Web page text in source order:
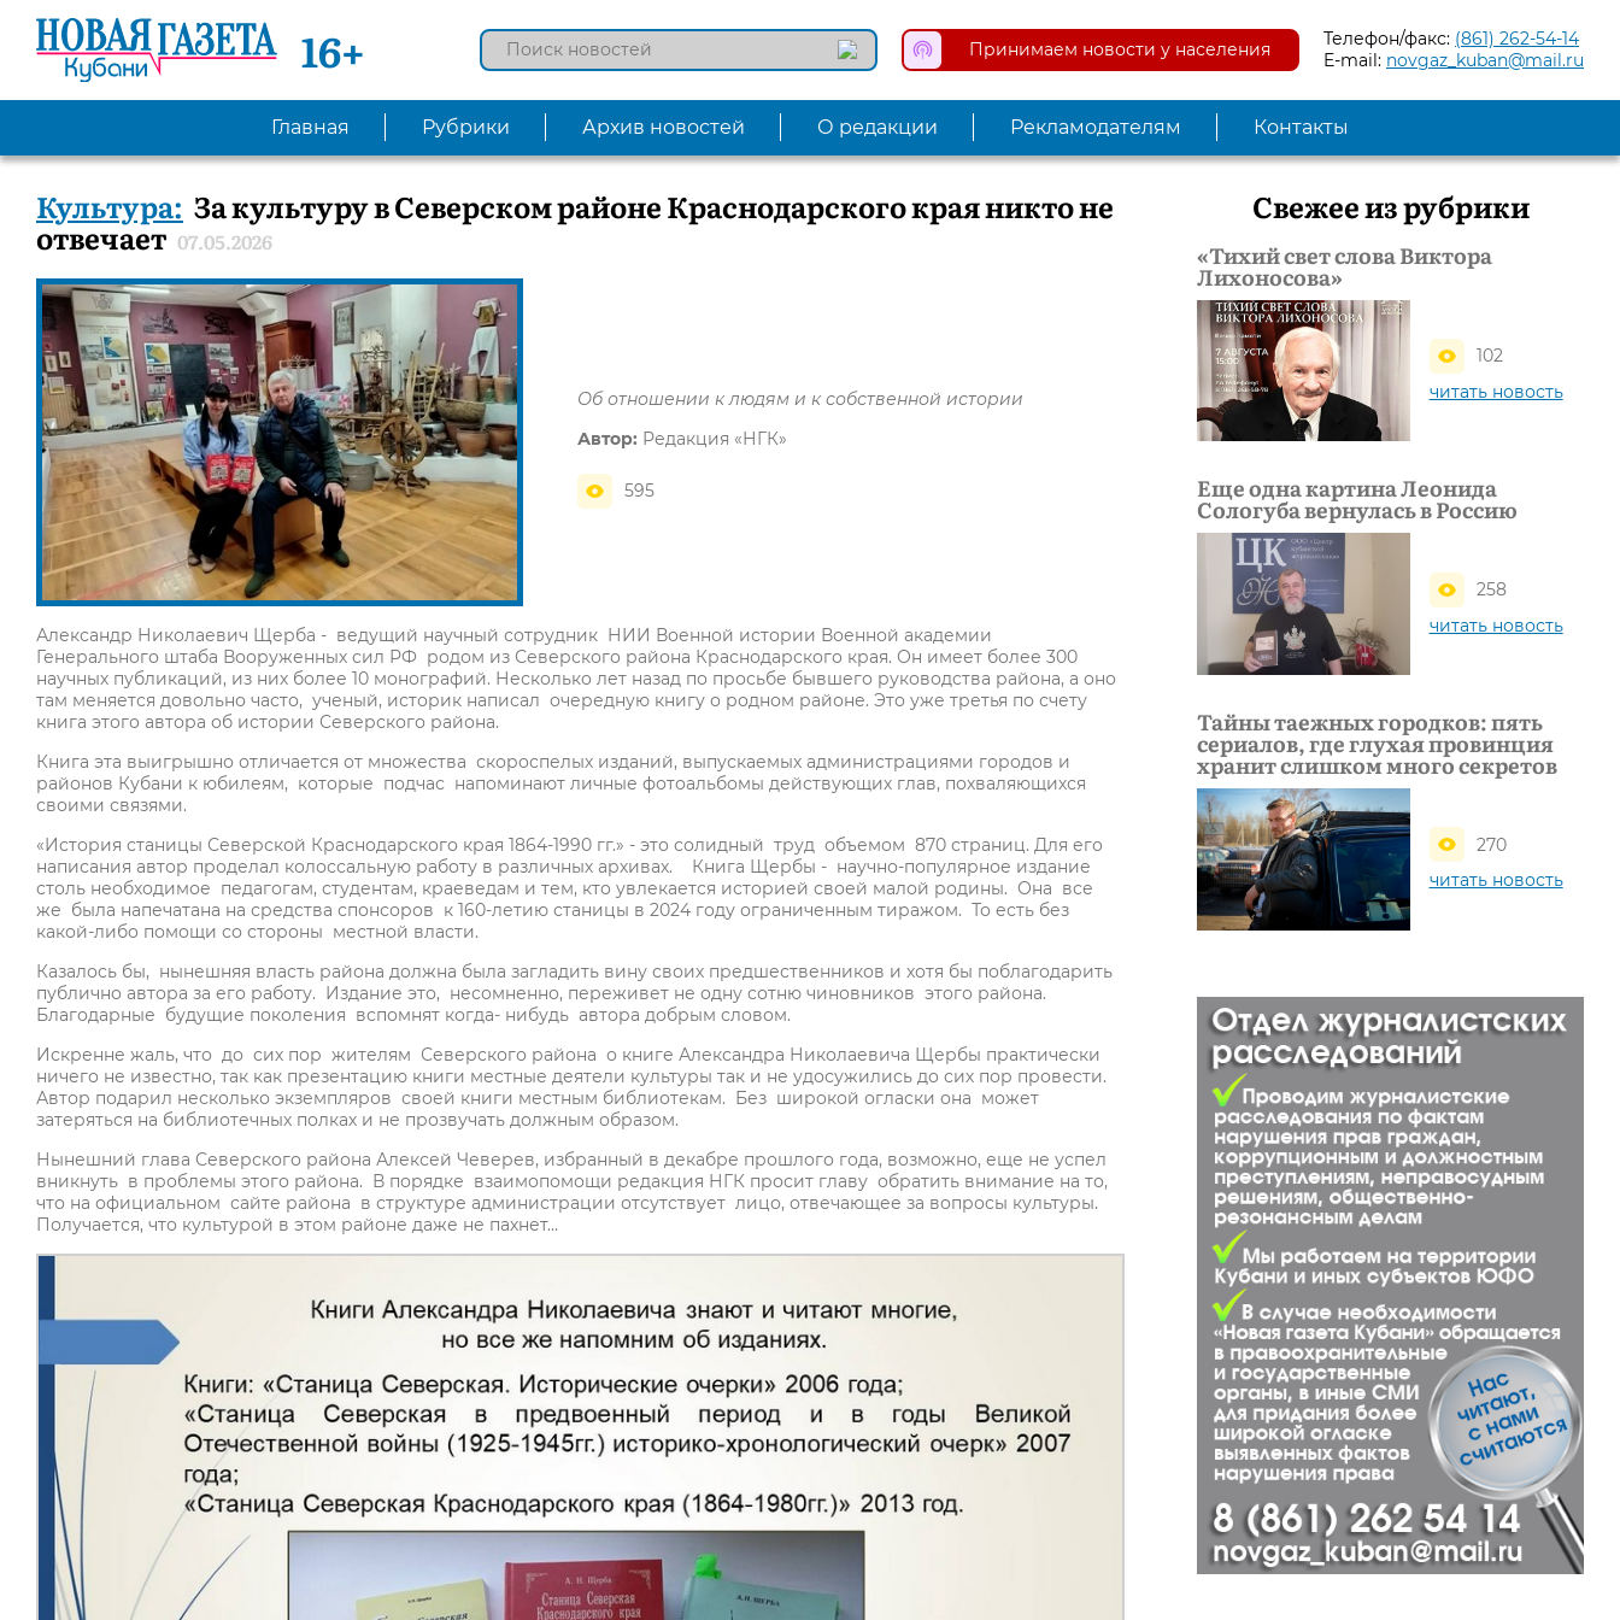
16+ Принимаем новости у населения Телефон/факс: (861) 262-54-14
E-mail: novgaz_kuban@mail.ru
Главная Рубрики Архив новостей О редакции Рекламодателям Контакты
Культура: За культуру в Северском районе Краснодарского края никто не
отвечает 07.05.2026
Об отношении к людям и к собственной истории
Автор: Редакция «НГК»
595
Александр Николаевич Щерба - ведущий научный сотрудник НИИ Военной истории Военной академии
Генерального штаба Вооруженных сил РФ родом из Северского района Краснодарского края. Он имеет более 300
научных публикаций, из них более 10 монографий. Несколько лет назад по просьбе бывшего руководства района, а оно
там меняется довольно часто, ученый, историк написал очередную книгу о родном районе. Это уже третья по счету
книга этого автора об истории Северского района.
Книга эта выигрышно отличается от множества скороспелых изданий, выпускаемых администрациями городов и
районов Кубани к юбилеям, которые подчас напоминают личные фотоальбомы действующих глав, похваляющихся
своими связями.
«История станицы Северской Краснодарского края 1864-1990 гг.» - это солидный труд объемом 870 страниц. Для его
написания автор проделал колоссальную работу в различных архивах. Книга Щербы - научно-популярное издание
столь необходимое педагогам, студентам, краеведам и тем, кто увлекается историей своей малой родины. Она все
же была напечатана на средства спонсоров к 160-летию станицы в 2024 году ограниченным тиражом. То есть без
какой-либо помощи со стороны местной власти.
Казалось бы, нынешняя власть района должна была загладить вину своих предшественников и хотя бы поблагодарить
публично автора за его работу. Издание это, несомненно, переживет не одну сотню чиновников этого района.
Благодарные будущие поколения вспомнят когда- нибудь автора добрым словом.
Искренне жаль, что до сих пор жителям Северского района о книге Александра Николаевича Щербы практически
ничего не известно, так как презентацию книги местные деятели культуры так и не удосужились до сих пор провести.
Автор подарил несколько экземпляров своей книги местным библиотекам. Без широкой огласки она может
затеряться на библиотечных полках и не прозвучать должным образом.
Нынешний глава Северского района Алексей Чеверев, избранный в декабре прошлого года, возможно, еще не успел
вникнуть в проблемы этого района. В порядке взаимопомощи редакция НГК просит главу обратить внимание на то,
что на официальном сайте района в структуре администрации отсутствует лицо, отвечающее за вопросы культуры.
Получается, что культурой в этом районе даже не пахнет…
Свежее из рубрики
«Тихий свет слова Виктора
Лихоносова»
102
читать новость
Еще одна картина Леонида
Сологуба вернулась в Россию
258
читать новость
Тайны таежных городков: пять
сериалов, где глухая провинция
хранит слишком много секретов
270
читать новость